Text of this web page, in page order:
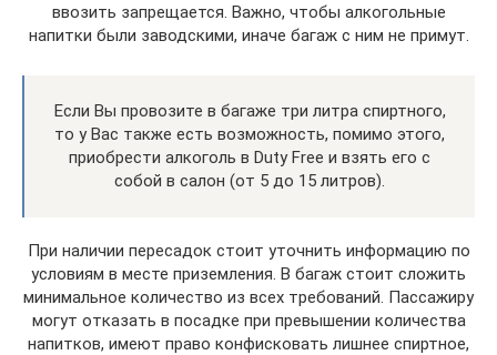
ввозить запрещается. Важно, чтобы алкогольные
напитки были заводскими, иначе багаж с ним не примут.
Если Вы провозите в багаже три литра спиртного,
то у Вас также есть возможность, помимо этого,
приобрести алкоголь в Duty Free и взять его с
собой в салон (от 5 до 15 литров).
При наличии пересадок стоит уточнить информацию по
условиям в месте приземления. В багаж стоит сложить
минимальное количество из всех требований. Пассажиру
могут отказать в посадке при превышении количества
напитков, имеют право конфисковать лишнее спиртное,